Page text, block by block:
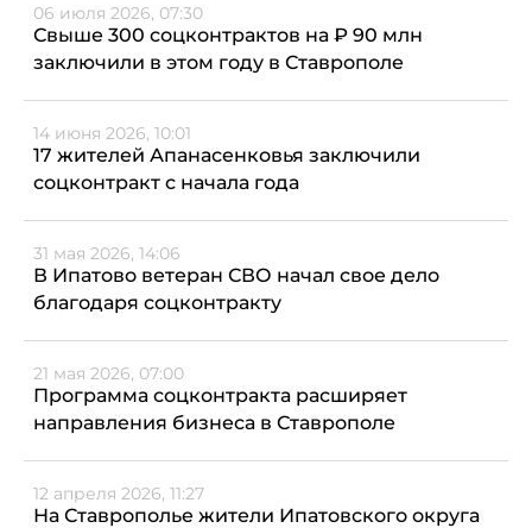
06 июля 2026, 07:30
Свыше 300 соцконтрактов на ₽ 90 млн
заключили в этом году в Ставрополе
14 июня 2026, 10:01
17 жителей Апанасенковья заключили
соцконтракт с начала года
31 мая 2026, 14:06
В Ипатово ветеран СВО начал свое дело
благодаря соцконтракту
21 мая 2026, 07:00
Программа соцконтракта расширяет
направления бизнеса в Ставрополе
12 апреля 2026, 11:27
На Ставрополье жители Ипатовского округа